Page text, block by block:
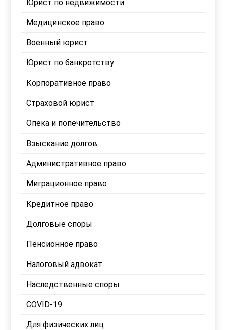
Юрист по недвижимости
Медицинское право
Военный юрист
Юрист по банкротству
Корпоративное право
Страховой юрист
Опека и попечительство
Взыскание долгов
Административное право
Миграционное право
Кредитное право
Долговые споры
Пенсионное право
Налоговый адвокат
Наследственные споры
COVID-19
Для физических лиц